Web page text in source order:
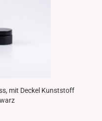
mit Deckel Kunststoff